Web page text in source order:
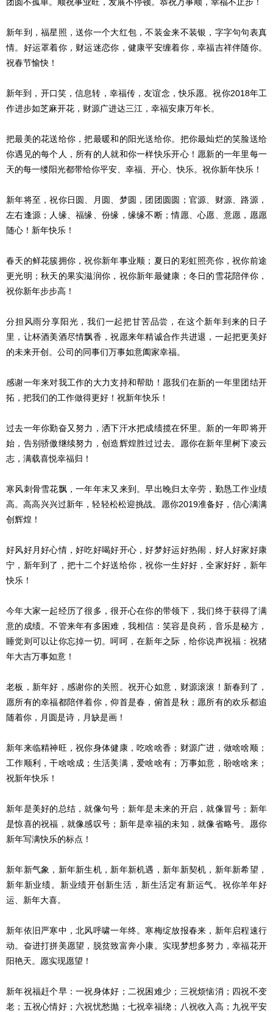
新年到，福星照，送你一个大红包，不装金来不装银，字字句句表真
情。好运罩着你，财运迷恋你，健康平安缠着你，幸福吉祥伴随你。
祝春节愉快！
新年到，开口笑，信息转，幸福传，友谊念，快乐愿。祝你2018年工
作进步如芝麻开花，财源广进达三江，幸福安康万年长。
把最美的花送给你，把最暖和的阳光送给你。把你最灿烂的笑脸送给
你遇见的每个人，所有的人就和你一样快乐开心！愿新的一年里每一
天的每一缕阳光都带给你平安、幸福、开心、快乐。祝你新年快乐！
新年将至，祝你日圆、月圆、梦圆，团团圆圆；官源、财源、路源，
左右逢源；人缘、福缘、份缘，缘缘不断；情愿、心愿、意愿，愿愿
随心！新年快乐！
春天的鲜花簇拥你，祝你新年事业顺；夏日的彩虹照亮你，祝你前途
更光明；秋天的果实滋润你，祝你新年最健康；冬日的雪花陪伴你，
祝你新年步步高！
分担风雨分享阳光，我们一起把甘苦品尝，在这个新年到来的日子
里，让杯酒美酒尽情飘香，祝愿来年精诚合作共进退，一起把更美好
的未来开创。公司的同事们万事如意阖家幸福。
感谢一年来对我工作的大力支持和帮助！愿我们在新的一年里团结开
拓，把我们的工作做得更好！祝新年快乐！
过去一年你勤奋又努力，洒下汗水把成绩揽在怀里。新的一年即将开
始，告别骄傲继续努力，创造辉煌胜过过去。愿你在新年里树下凌云
志，满载喜悦幸福归！
寒风刺骨雪花飘，一年年末又来到。早出晚归太辛劳，勤恳工作业绩
高。高高兴兴过新年，轻轻松松迎挑战。愿你2019准备好，信心满满
创辉煌！
好风好月好心情，好吃好喝好开心，好梦好运好热闹，好人好家好康
宁，新年到了，把十二个好送给你，祝你一生好好，全家好好，新年
快乐！
今年大家一起经历了很多，很开心在你的带领下，我们终于获得了满
意的成绩。不管来年有多困难，我相信：笑容是良药，音乐是秘方，
睡觉则可以让你忘掉一切。呵呵，在新年之际，给你说声祝福：祝猪
年大吉万事如意！
老板，新年好，感谢你的关照。祝开心如意，财源滚滚！新春到了，
愿所有的幸福都陪伴着你，仰首是春，俯首是秋；愿所有的欢乐都追
随着你，月圆是诗，月缺是画！
新年来临精神旺，祝你身体健康，吃啥啥香；财源广进，做啥啥顺；
工作顺利，干啥啥成；生活美满，爱啥啥有；万事如意，盼啥啥来；
祝新年快乐！
新年是美好的总结，就像句号；新年是未来的开启，就像冒号；新年
是惊喜的祝福，就像感叹号；新年是幸福的未知，就像省略号。愿你
新年写满快乐的标点！
新年新气象，新年新生机，新年新机遇，新年新契机，新年新希望，
新年新业绩。新业绩开创新生活，新生活定有新运气。祝你羊年好
运、新年大喜。
新年依旧严寒中，北风呼啸一年终。寒梅绽放报春来，新年启程速行
动。奋进打拼美愿望，脱贫致富奔小康。实现梦想多努力，幸福花开
阳艳天。愿实现愿望！
新年祝福赶个早：一祝身体好；二祝困难少；三祝烦恼消；四祝不变
老；五祝心情好；六祝忧愁抛；七祝幸福绕；八祝收入高；九祝平安